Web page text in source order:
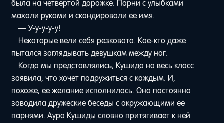
была на четвертой дорожке. Парни с улыбками
махали руками и скандировали ее имя.
— У-у-у-у-у!
Некоторые вели себя резковато. Кое-кто даже
пытался заглядывать девушкам между ног.
Когда мы представлялись, Кушида на весь класс
заявила, что хочет подружиться с каждым. И,
похоже, ее желание исполнилось. Она постоянно
заводила дружеские беседы с окружающими ее
парнями. Аура Кушиды словно притягивает к ней